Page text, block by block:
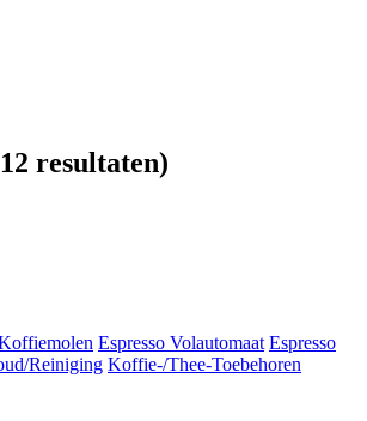
resultaten)
Espresso Volautomaat Espresso
Reiniging Koffie-/Thee-Toebehoren